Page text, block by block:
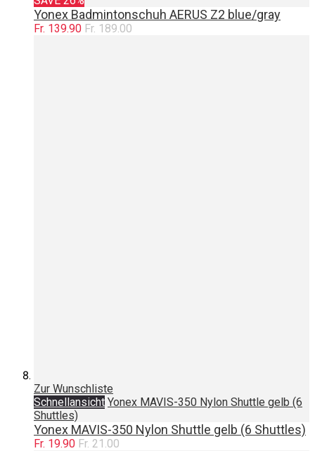
Yonex Badmintonschuh AERUS Z2 blue/gray
Fr. 139.90 Fr. 189.00
Zur Wunschliste
Schnellansicht Yonex MAVIS-350 Nylon Shuttle gelb (6
Shuttles)
Yonex MAVIS-350 Nylon Shuttle gelb (6 Shuttles)
Fr. 19.90 Fr. 21.00